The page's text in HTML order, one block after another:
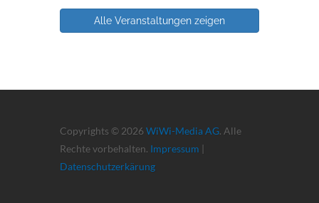
Alle Veranstaltungen zeigen
Copyrights © 2026 WiWi-Media AG. Alle
Rechte vorbehalten. Impressum |
Datenschutzerkärung